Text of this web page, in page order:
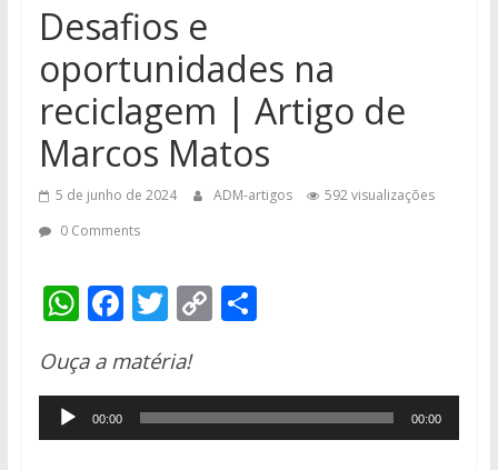
Desafios e
oportunidades na
reciclagem | Artigo de
Marcos Matos
5 de junho de 2024 ADM-artigos
592 visualizações
0 Comments
W
at
s
A
F
e
b
o
T
itt
er
C
y
Li
S
e
Ouça a matéria!
Tocador
de
00:00 00:00